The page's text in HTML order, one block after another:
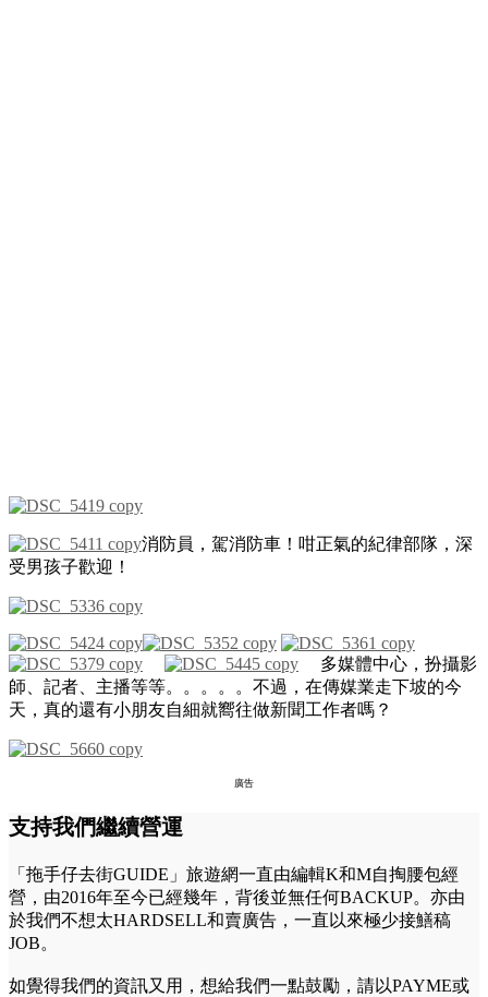
消防員，駕消防車！咁正氣的紀律部隊，深
受男孩子歡迎！
多媒體中心，扮攝影
師、記者、主播等等。。。。。不過，在傳媒業走下坡的今
天，真的還有小朋友自細就嚮往做新聞工作者嗎？
廣告
支持我們繼續營運
「拖手仔去街GUIDE」旅遊網一直由編輯K和M自掏腰包經
營，由2016年至今已經幾年，背後並無任何BACKUP。亦由
於我們不想太HARDSELL和賣廣告，一直以來極少接鱔稿
JOB。
如覺得我們的資訊又用，想給我們一點鼓勵，請以PAYME或